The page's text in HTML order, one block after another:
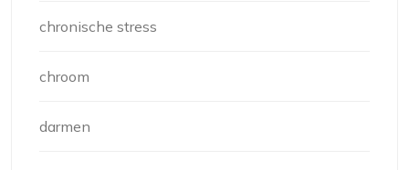
chronische stress
chroom
darmen